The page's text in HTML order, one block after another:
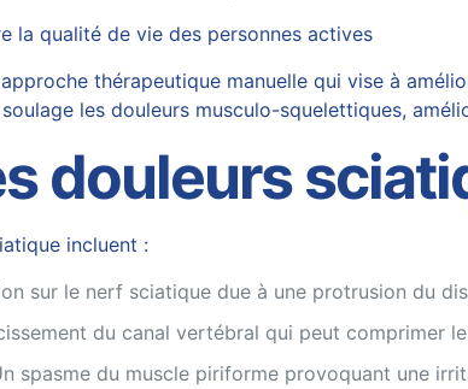
la qualité de vie des personnes actives
approche thérapeutique manuelle qui vise à
les douleurs musculo-squelettiques,
douleurs
incluent :
sur le nerf sciatique due à une protrusion du
du canal vertébral qui peut comprimer
spasme du muscle piriforme provoquant une